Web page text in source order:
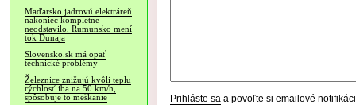
Maďarsko jadrovú elektráreň
nakoniec kompletne
neodstavilo, Rumunsko mení
tok Dunaja
Slovensko.sk má opäť
technické problémy
Železnice znižujú kvôli teplu
rýchlosť iba na 50 km/h,
spôsobuje to meškanie
Prihláste sa a povoľte si emailové